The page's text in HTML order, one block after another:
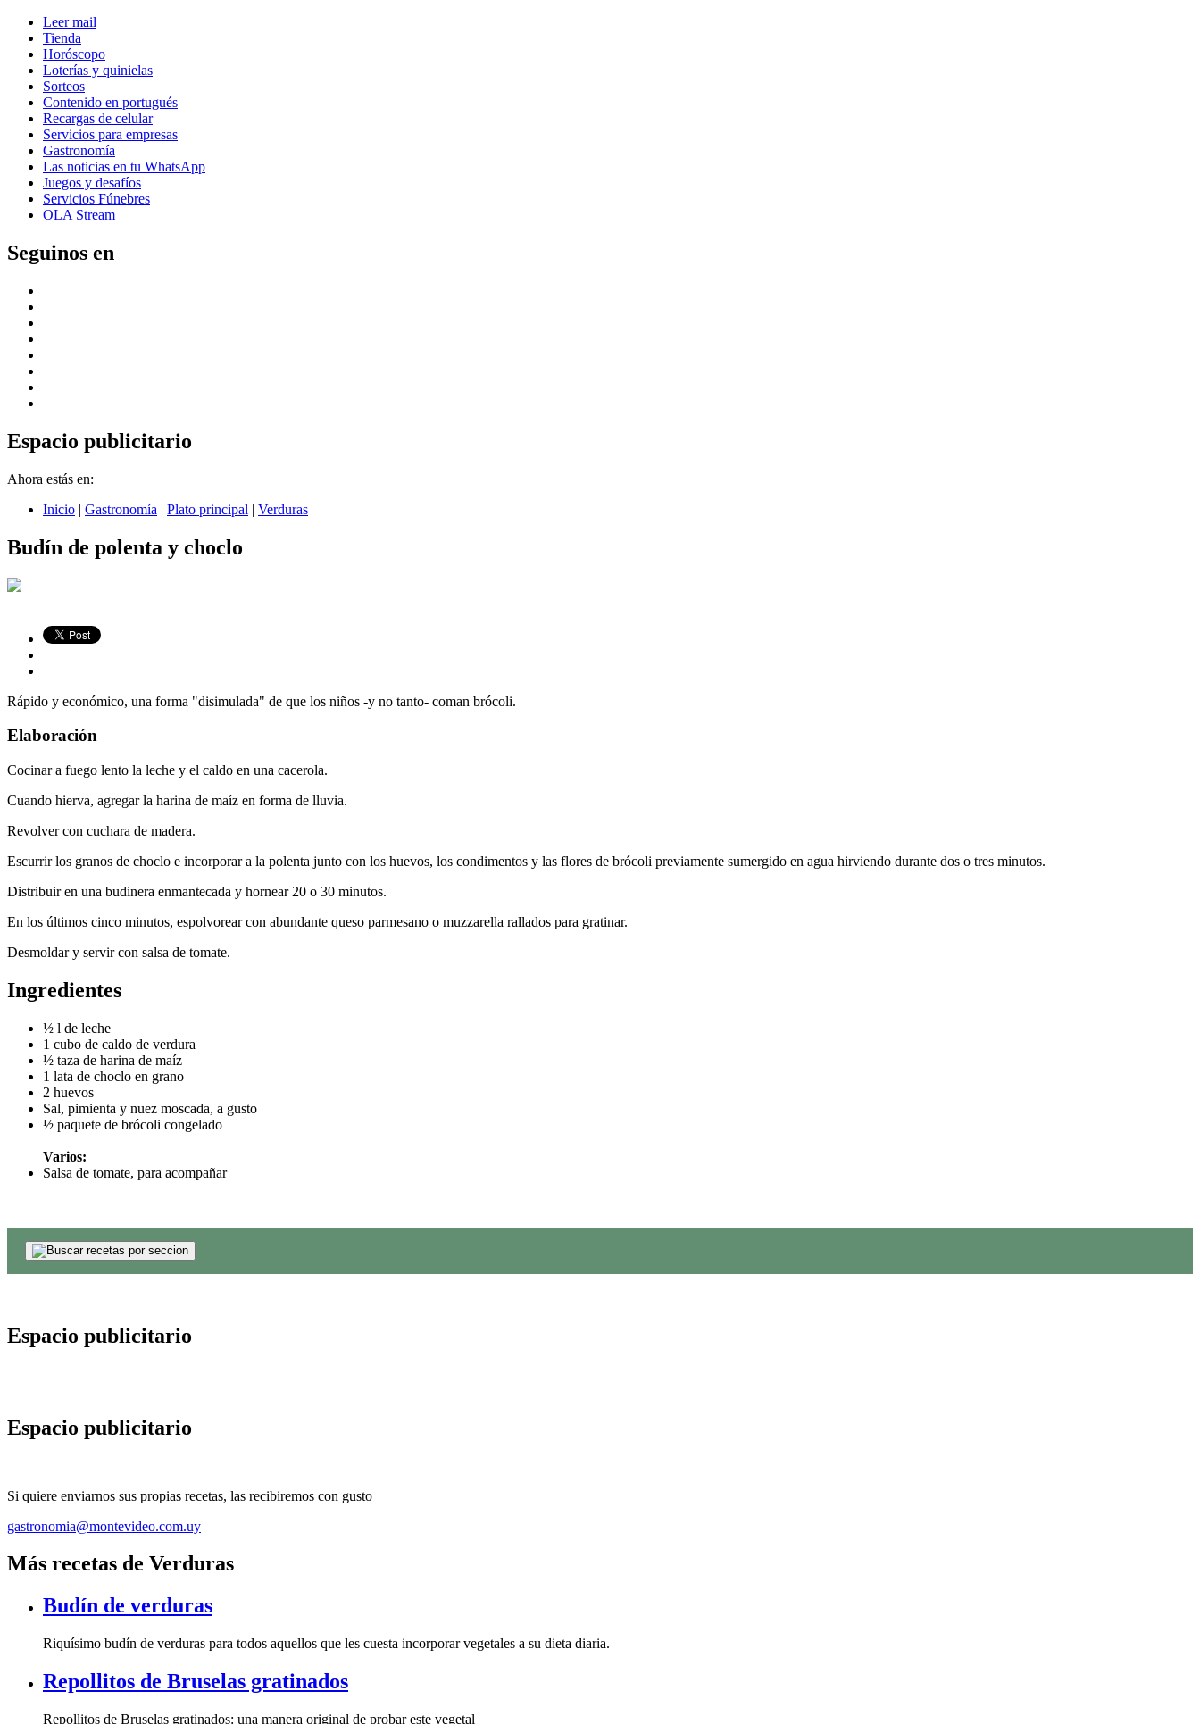
Leer mail
Tienda
Horóscopo
Loterías y quinielas
Sorteos
Contenido en portugués
Recargas de celular
Servicios para empresas
Gastronomía
Las noticias en tu WhatsApp
Juegos y desafíos
Servicios Fúnebres
OLA Stream
Seguinos en
Espacio publicitario
Ahora estás en:
Inicio | Gastronomía | Plato principal | Verduras
Budín de polenta y choclo
Rápido y económico, una forma "disimulada" de que los niños -y no tanto- coman brócoli.
Elaboración
Cocinar a fuego lento la leche y el caldo en una cacerola.
Cuando hierva, agregar la harina de maíz en forma de lluvia.
Revolver con cuchara de madera.
Escurrir los granos de choclo e incorporar a la polenta junto con los huevos, los condimentos y las flores de brócoli previamente sumergido en agua hirviendo durante dos o tres minutos.
Distribuir en una budinera enmantecada y hornear 20 o 30 minutos.
En los últimos cinco minutos, espolvorear con abundante queso parmesano o muzzarella rallados para gratinar.
Desmoldar y servir con salsa de tomate.
Ingredientes
½ l de leche
1 cubo de caldo de verdura
½ taza de harina de maíz
1 lata de choclo en grano
2 huevos
Sal, pimienta y nuez moscada, a gusto
½ paquete de brócoli congelado
Varios:
Salsa de tomate, para acompañar
Espacio publicitario
Espacio publicitario
Si quiere enviarnos sus propias recetas, las recibiremos con gusto
gastronomia@montevideo.com.uy
Más recetas de Verduras
Budín de verduras
Riquísimo budín de verduras para todos aquellos que les cuesta incorporar vegetales a su dieta diaria.
Repollitos de Bruselas gratinados
Repollitos de Bruselas gratinados: una manera original de probar este vegetal